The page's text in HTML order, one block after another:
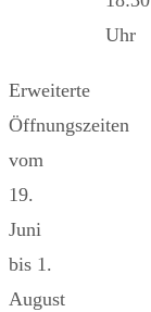
Uhr
Erweiterte
Öffnungszeiten
vom
19.
Juni
bis 1.
August